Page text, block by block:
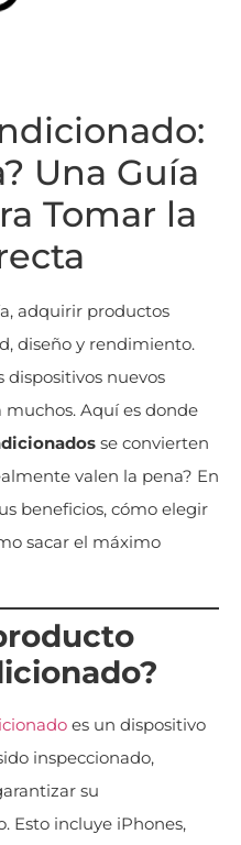
Una Guía
Tomar la
adquirir productos
diseño y rendimiento.
dispositivos nuevos
Aquí es donde
se convierten
valen la pena? En
beneficios, cómo elegir
sacar el máximo
es un dispositivo
inspeccionado,
su
Esto incluye iPhones,